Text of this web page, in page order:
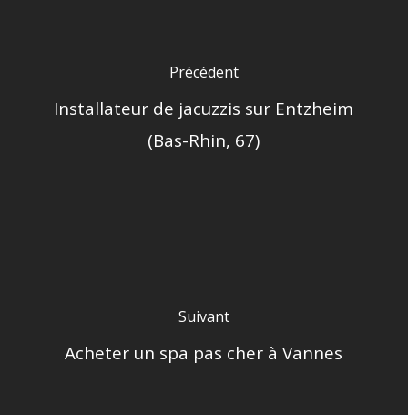
Précédent
Installateur de jacuzzis sur Entzheim
(Bas-Rhin, 67)
Suivant
Acheter un spa pas cher à Vannes